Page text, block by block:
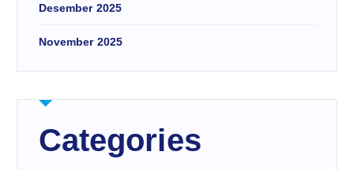
Desember 2025
November 2025
Categories